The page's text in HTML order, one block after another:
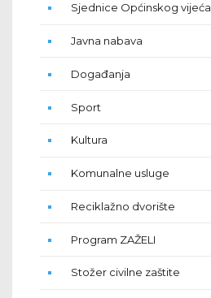
Sjednice Općinskog vijeća
Javna nabava
Događanja
Sport
Kultura
Komunalne usluge
Reciklažno dvorište
Program ZAŽELI
Stožer civilne zaštite